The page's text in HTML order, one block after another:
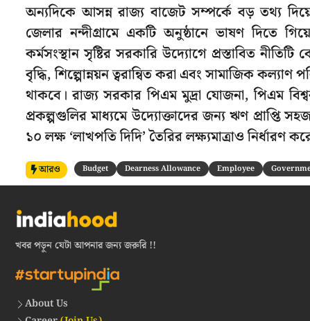
অন্যদিকে আসন্ন রাজ্য বাজেট সম্পর্কে বড় তথ্য
জেলার নন্দীগ্রামে একটি অনুষ্ঠানে ভাষণ দিতে
কর্মসংস্থান সৃষ্টির সরকারি উদ্যোগে প্রস্তাবিত
বৃদ্ধি, শিল্পোন্নয়ন ত্বরান্বিত করা এবং সামাজিক
থাকবে। রাজ্য সরকার পিএম মুদ্রা যোজনা, পিএম
প্রকল্পগুলির মাধ্যমে উদ্যোক্তাদের জন্য ঋণ প্রাপ্তি
১০ লক্ষ ‘লাখপতি দিদি’ তৈরির লক্ষ্যমাত্রাও নির্ধারণ
আরও Budget Dearness Allowance Employee
খবর পড়ুন যেটা আপনার জন্য জরুরি !!
About Us